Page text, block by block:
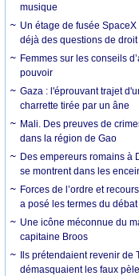
musique
Un étage de fusée
déjà des questions de
Femmes sur les conseils
pouvoir
Gaza : l'éprouvant trajet
charrette tirée par un âne
Mali. Des preuves de
dans la région de Gao
Des empereurs romains à
se montrent dans les
Forces de l’ordre et
a posé les termes du débat
Une icône méconnue du
capitaine Broos
Ils prétendaient revenir de
démasquaient les faux